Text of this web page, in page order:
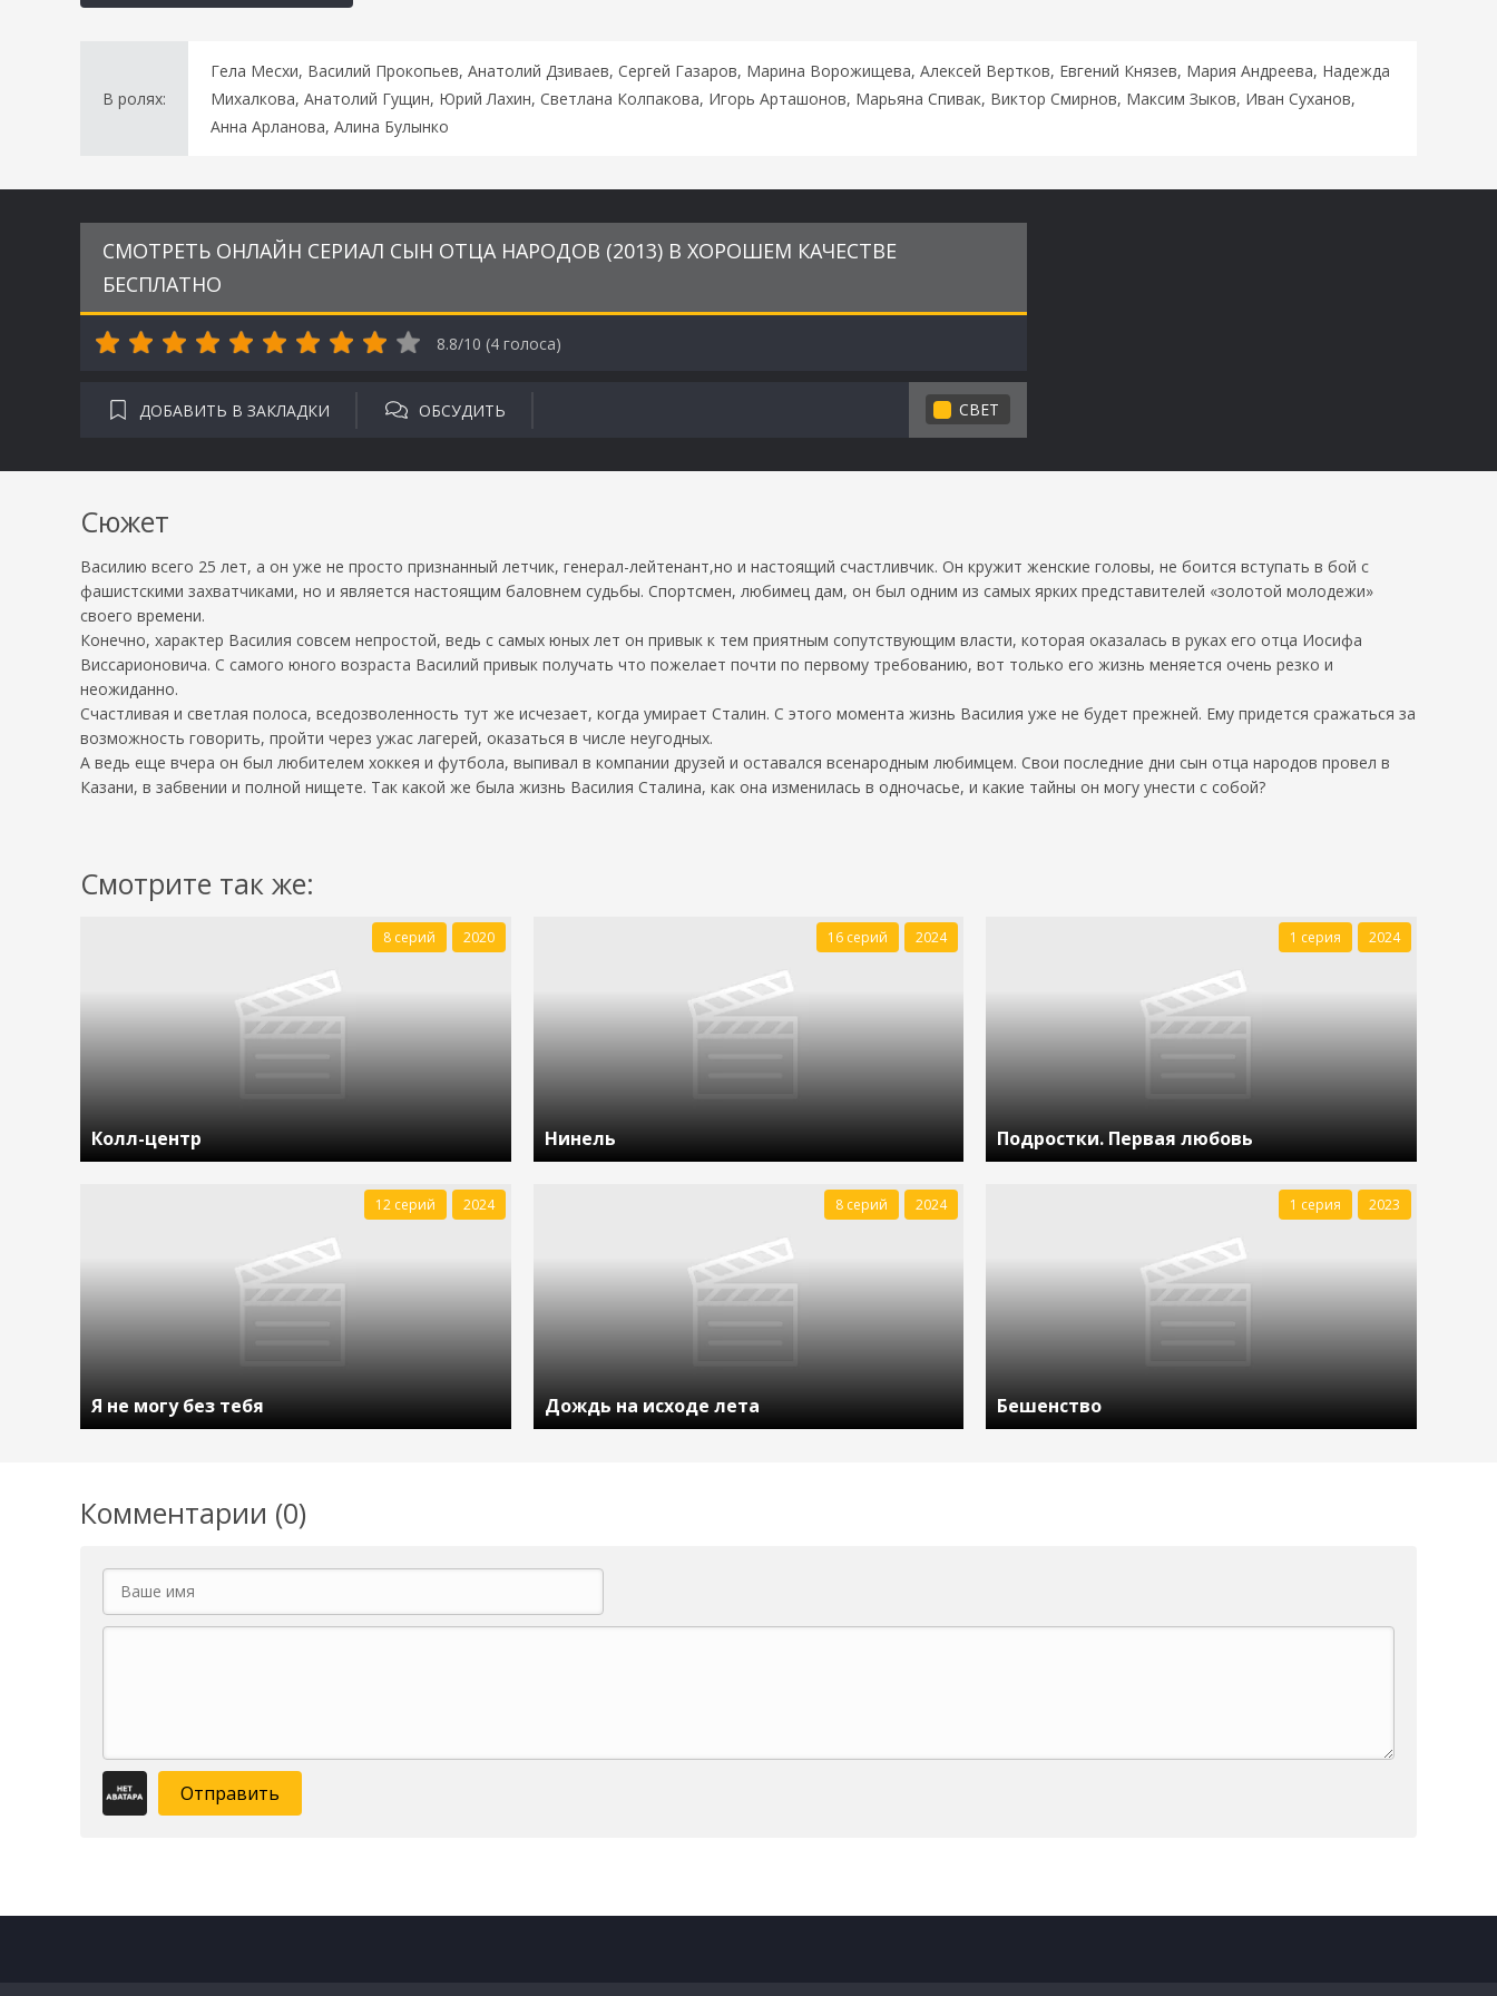
В ролях:
Гела Месхи, Василий Прокопьев, Анатолий Дзиваев, Сергей Газаров, Марина Ворожищева, Алексей Вертков, Евгений Князев, Мария Андреева, Надежда
Михалкова, Анатолий Гущин, Юрий Лахин, Светлана Колпакова, Игорь Арташонов, Марьяна Спивак, Виктор Смирнов, Максим Зыков, Иван Суханов,
Анна Арланова, Алина Булынко
СМОТРЕТЬ ОНЛАЙН СЕРИАЛ СЫН ОТЦА НАРОДОВ (2013) В ХОРОШЕМ КАЧЕСТВЕ
БЕСПЛАТНО
8.8/10 (4 голоса)
ДОБАВИТЬ В ЗАКЛАДКИ ОБСУДИТЬ СВЕТ
Сюжет
Василию всего 25 лет, а он уже не просто признанный летчик, генерал-лейтенант,но и настоящий счастливчик. Он кружит женские головы, не боится вступать в бой с
фашистскими захватчиками, но и является настоящим баловнем судьбы. Спортсмен, любимец дам, он был одним из самых ярких представителей «золотой молодежи»
своего времени.
Конечно, характер Василия совсем непростой, ведь с самых юных лет он привык к тем приятным сопутствующим власти, которая оказалась в руках его отца Иосифа
Виссарионовича. С самого юного возраста Василий привык получать что пожелает почти по первому требованию, вот только его жизнь меняется очень резко и
неожиданно.
Счастливая и светлая полоса, вседозволенность тут же исчезает, когда умирает Сталин. С этого момента жизнь Василия уже не будет прежней. Ему придется сражаться за
возможность говорить, пройти через ужас лагерей, оказаться в числе неугодных.
А ведь еще вчера он был любителем хоккея и футбола, выпивал в компании друзей и оставался всенародным любимцем. Свои последние дни сын отца народов провел в
Казани, в забвении и полной нищете. Так какой же была жизнь Василия Сталина, как она изменилась в одночасье, и какие тайны он могу унести с собой?
Смотрите так же:
Колл-центр
8 серий 2020
Нинель
16 серий 2024
Подростки. Первая любовь
1 серия 2024
Я не могу без тебя
12 серий 2024
Дождь на исходе лета
8 серий 2024
Бешенство
1 серия 2023
Комментарии (0)
Отправить